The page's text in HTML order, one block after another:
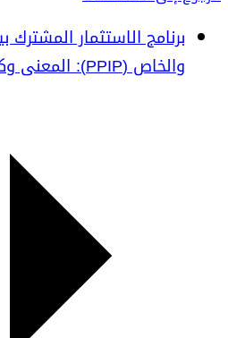
برنامج الاستثمار المشترك
والخاص (PPIP): المعنى وكيفية العمل